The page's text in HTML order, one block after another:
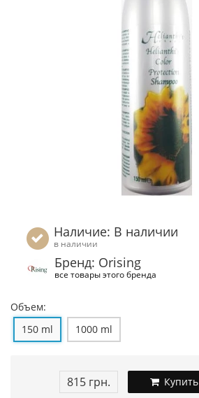
Наличие: В наличии
в наличии
Бренд: Orising
все товары этого бренда
Объем:
150 ml
1000 ml
815 грн. Купить